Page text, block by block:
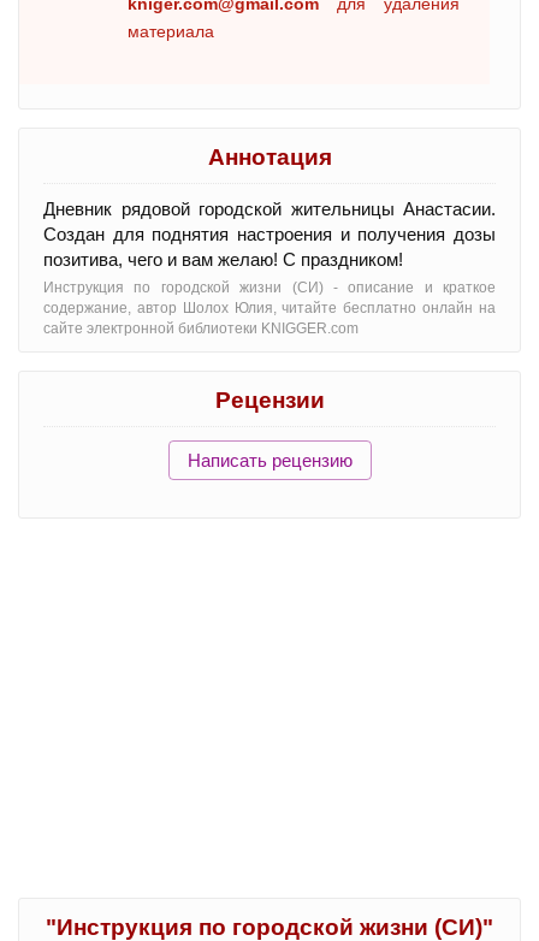
материала
Аннотация
Дневник рядовой городской жительницы Анастасии.
Создан для поднятия настроения и получения дозы
позитива, чего и вам желаю! С праздником!
Инструкция по городской жизни (СИ) - oписание и краткое
содержание, автор Шолох Юлия, читайте бесплатно онлайн на
сайте электронной библиотеки KNIGGER.com
Рецензии
Написать рецензию
"Инструкция по городской жизни (СИ)"